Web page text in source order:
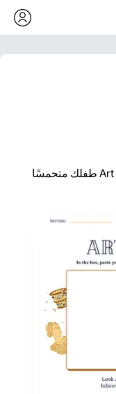
ستجعل ورقة العمل التعليمية Art Critique طفلك متحمسًا